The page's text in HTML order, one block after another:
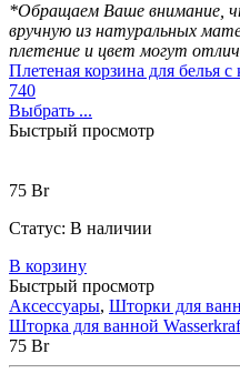
*Обращаем Ваше внимание,
вручную из натуральных
плетение и цвет могут
Плетеная корзина для белья
740
Выбрать ...
Быстрый просмотр
75 Br
Статус: В наличии
В корзину
Быстрый просмотр
Аксессуары, Шторки для
Шторка для ванной
75 Br